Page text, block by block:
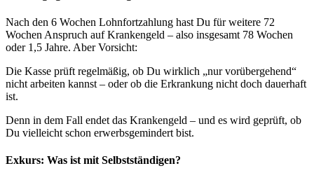
Nach den 6 Wochen Lohnfortzahlung hast Du für weitere 72
Wochen Anspruch auf Krankengeld – also insgesamt 78 Wochen
oder 1,5 Jahre. Aber Vorsicht:
Die Kasse prüft regelmäßig, ob Du wirklich „nur vorübergehend“
nicht arbeiten kannst – oder ob die Erkrankung nicht doch dauerhaft
ist.
Denn in dem Fall endet das Krankengeld – und es wird geprüft, ob
Du vielleicht schon erwerbsgemindert bist.
Exkurs: Was ist mit Selbstständigen?